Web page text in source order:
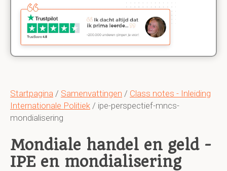
Startpagina / Samenvattingen / Class notes - Inleiding
Internationale Politiek / ipe-perspectief-mncs-
mondialisering
Mondiale handel en geld -
IPE en mondialisering